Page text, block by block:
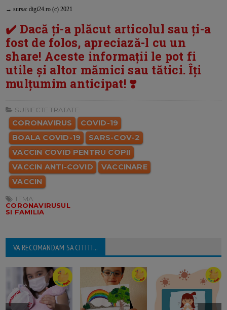
→ sursa: digi24.ro (c) 2021
✔️ Dacă ți-a plăcut articolul sau ți-a
fost de folos, apreciază-l cu un
share! Aceste informații le pot fi
utile și altor mămici sau tătici. Îți
mulțumim anticipat! ❣️
SUBIECTE TRATATE:
CORONAVIRUS
COVID-19
BOALA COVID-19
SARS-COV-2
VACCIN COVID PENTRU COPII
VACCIN ANTI-COVID
VACCINARE
VACCIN
TEMA:
CORONAVIRUSUL
SI FAMILIA
VA RECOMANDAM SA CITITI...